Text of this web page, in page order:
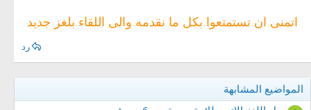
اتمنى ان تستمتعوا بكل ما نقدمه والى اللقاء بلغز جديد
رد
المواضيع المشابهة